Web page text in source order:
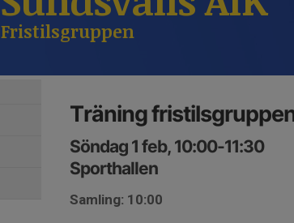
Fristilsgruppen
Träning
Söndag 1 feb, 10:00-11:30
Sporthallen
Samling: 10:00